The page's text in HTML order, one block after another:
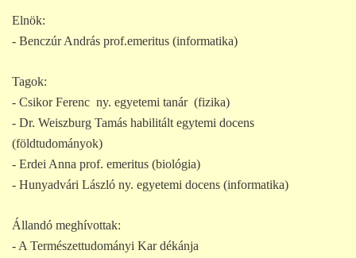
Elnök:
- Benczúr András prof.emeritus (informatika)
Tagok:
- Csikor Ferenc ny. egyetemi tanár (fizika)
- Dr. Weiszburg Tamás habilitált egytemi docens
(földtudományok)
- Erdei Anna prof. emeritus (biológia)
- Hunyadvári László ny. egyetemi docens (informatika)
Állandó meghívottak:
- A Természettudományi Kar dékánja